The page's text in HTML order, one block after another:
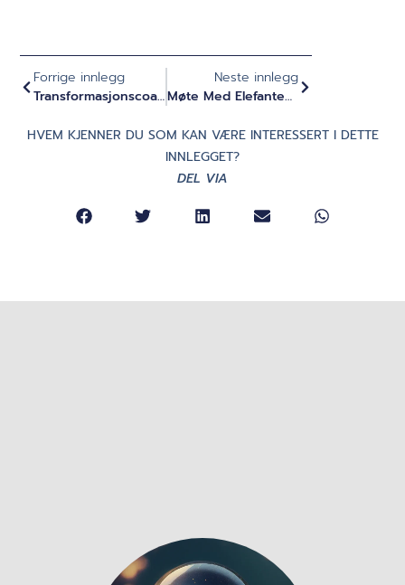
Forrige innlegg
Transformasjonscoaching Og Dyptgående Indre Arbeid - Intervju Med Medoo
Neste innlegg
Møte Med Elefanten I Rommet - Den Glemte Veien Til Indre Arbeid For Personlig Utvikling Og Lederutvikling
HVEM KJENNER DU SOM KAN VÆRE INTERESSERT I DETTE
INNLEGGET?
DEL VIA